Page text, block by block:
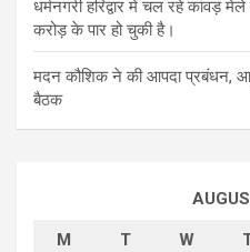
धर्मनगरी हरिद्वार में चल रहे कांवड़
करोड़ के पार हो चुकी है।
मदन कौशिक ने की आपदा प्रबंधन,
बैठक
M T W